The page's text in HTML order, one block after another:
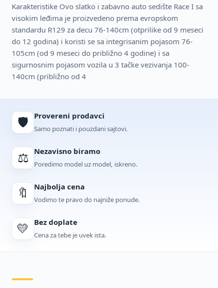
Karakteristike Ovo slatko i zabavno auto sedište Race I sa
visokim leđima je proizvedeno prema evropskom
standardu R129 za decu 76-140cm (otprilike od 9 meseci
do 12 godina) i koristi se sa integrisanim pojasom 76-
105cm (od 9 meseci do približno 4 godine) i sa
sigurnosnim pojasom vozila u 3 tačke vezivanja 100-
140cm (približno od 4
🛡️ Provereni prodavci
Samo poznati i pouzdani sajtovi.
⚖️ Nezavisno biramo
Poredimo model uz model, iskreno.
🔖 Najbolja cena
Vodimo te pravo do najniže ponude.
💛 Bez doplate
Cena za tebe je uvek ista.